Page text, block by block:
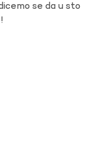
se da u sto